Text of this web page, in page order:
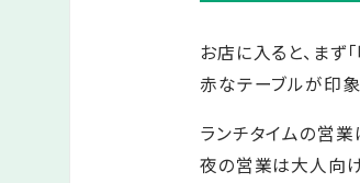
お店に入ると、まず
赤なテーブルが印象
ランチタイムの営業
夜の営業は大人向